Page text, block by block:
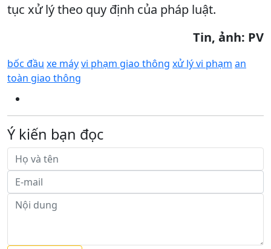
tục xử lý theo quy định của pháp luật.
Tin, ảnh: PV
bốc đầu xe máyvi phạm giao thông xử lý vi phạm an
toàn giao thông
Ý kiến bạn đọc